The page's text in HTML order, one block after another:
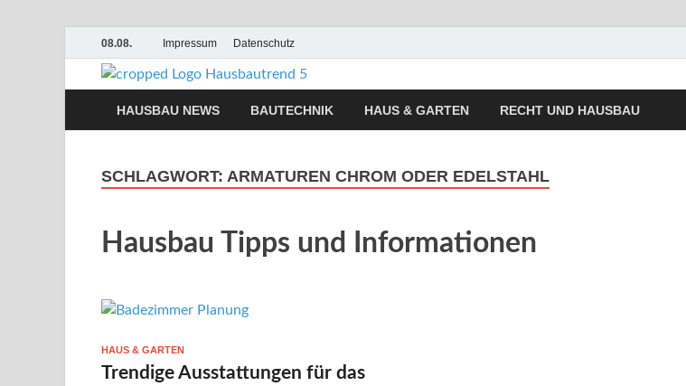
08.08. Impressum Datenschutz
Hausbautrend
Hausbau, Modernisierung, Energietechnik, Haustechnik
HAUSBAU NEWS BAUTECHNIK HAUS & GARTEN RECHT UND HAUSBAU
SCHLAGWORT: ARMATUREN CHROM ODER EDELSTAHL
Hausbau Tipps und Informationen
HAUS & GARTEN
Trendige Ausstattungen für das